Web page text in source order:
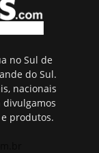
no Sul de
do Sul.
nacionais
divulgamos
produtos.